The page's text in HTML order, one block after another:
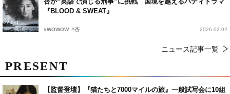
『BLOOD & SWEAT』
#WOWOW #杏 2026.02.02
ニュース記事一覧
PRESENT
【監督登壇】『猫たちと7000マイルの旅』一般試写会に10組